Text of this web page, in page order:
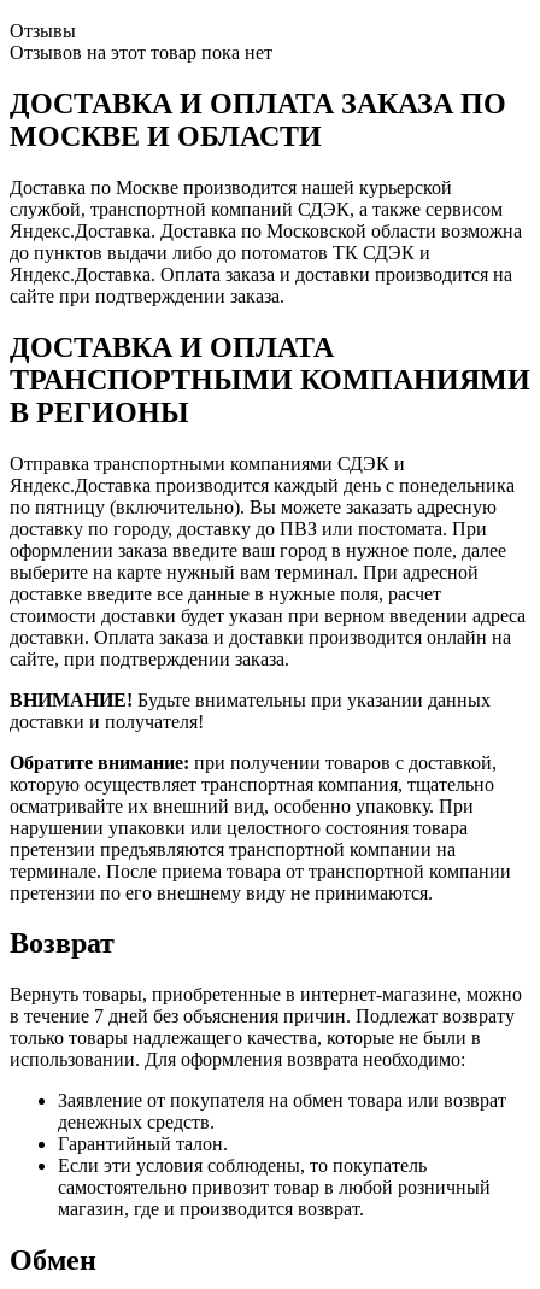
Отзывы
Отзывов на этот товар пока нет
ДОСТАВКА И ОПЛАТА ЗАКАЗА ПО
МОСКВЕ И ОБЛАСТИ
Доставка по Москве производится нашей курьерской
службой, транспортной компаний СДЭК, а также сервисом
Яндекс.Доставка. Доставка по Московской области возможна
до пунктов выдачи либо до потоматов ТК СДЭК и
Яндекс.Доставка. Оплата заказа и доставки производится на
сайте при подтверждении заказа.
ДОСТАВКА И ОПЛАТА
ТРАНСПОРТНЫМИ КОМПАНИЯМИ
В РЕГИОНЫ
Отправка транспортными компаниями СДЭК и
Яндекс.Доставка производится каждый день с понедельника
по пятницу (включительно). Вы можете заказать адресную
доставку по городу, доставку до ПВЗ или постомата. При
оформлении заказа введите ваш город в нужное поле, далее
выберите на карте нужный вам терминал. При адресной
доставке введите все данные в нужные поля, расчет
стоимости доставки будет указан при верном введении адреса
доставки. Оплата заказа и доставки производится онлайн на
сайте, при подтверждении заказа.
ВНИМАНИЕ! Будьте внимательны при указании данных
доставки и получателя!
Обратите внимание: при получении товаров с доставкой,
которую осуществляет транспортная компания, тщательно
осматривайте их внешний вид, особенно упаковку. При
нарушении упаковки или целостного состояния товара
претензии предъявляются транспортной компании на
терминале. После приема товара от транспортной компании
претензии по его внешнему виду не принимаются.
Возврат
Вернуть товары, приобретенные в интернет-магазине, можно
в течение 7 дней без объяснения причин. Подлежат возврату
только товары надлежащего качества, которые не были в
использовании. Для оформления возврата необходимо:
Заявление от покупателя на обмен товара или возврат
денежных средств.
Гарантийный талон.
Если эти условия соблюдены, то покупатель
самостоятельно привозит товар в любой розничный
магазин, где и производится возврат.
Обмен